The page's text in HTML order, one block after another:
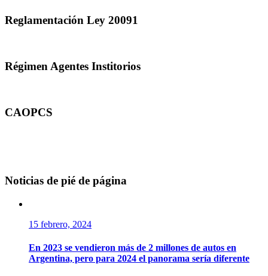
Reglamentación Ley 20091
Régimen Agentes Institorios
CAOPCS
Noticias de pié de página
15 febrero, 2024
En 2023 se vendieron más de 2 millones de autos en
Argentina, pero para 2024 el panorama sería diferente